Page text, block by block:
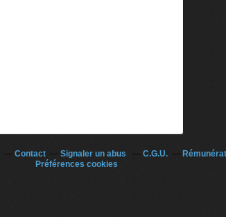
Contact Signaler un abus C.G.U.
Préférences cookies